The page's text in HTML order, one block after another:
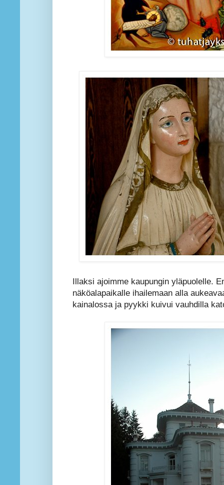
Illaksi ajoimme kaupungin yläpuolelle.
näköalapaikalle ihailemaan alla
kainalossa ja pyykki kuivui vauhdilla